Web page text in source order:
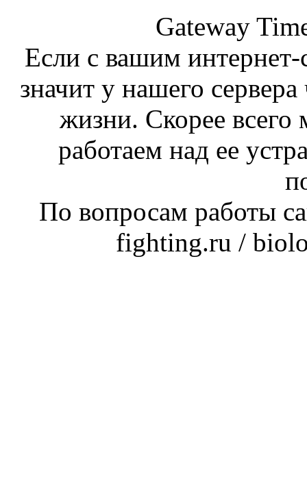
Gateway
Если с вашим интернет-
значит у нашего
жизни. Скорее
работаем над ее
По вопросам работы
fighting.ru /